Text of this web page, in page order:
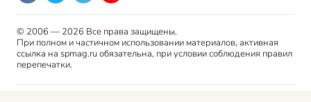
© 2006 — 2026 Все права защищены.
При полном и частичном использовании материалов, активная
ссылка на spmag.ru обязательна, при условии соблюдения правил
перепечатки.